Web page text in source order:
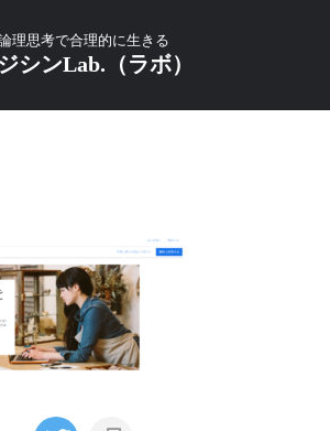
理思考で合理的に生きる
シンLab.（ラボ）